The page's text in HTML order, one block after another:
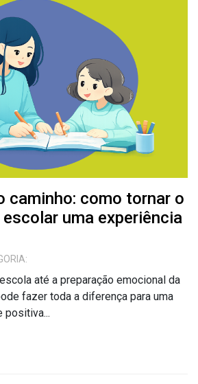
caminho: como tornar o
uma experiência
até a preparação emocional da
fazer toda a diferença para uma
positiva...